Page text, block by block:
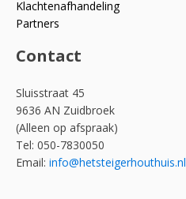
Klachtenafhandeling
Partners
Contact
Sluisstraat 45
9636 AN Zuidbroek
(Alleen op afspraak)
Tel: 050-7830050
Email: info@hetsteigerhouthuis.nl